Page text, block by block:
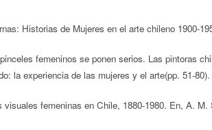
Historias de Mujeres en el arte chileno 1900-
femeninos se ponen serios. Las pintoras
la experiencia de las mujeres y el arte(pp. 51-
femeninas en Chile, 1880-1980. En, A.